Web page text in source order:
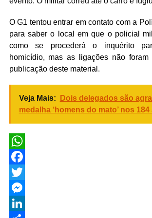
O G1 tentou entrar em contato com a
para saber o local em que o policial
como se procederá o inquérito
homicídio, mas as ligações não foram
publicação deste material.
Veja Mais:
Dois delegados são
medalha ‘homens do mato’ nos 184
WhatsApp
Facebook
Twitter
Messenger